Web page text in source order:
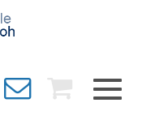
Toggle